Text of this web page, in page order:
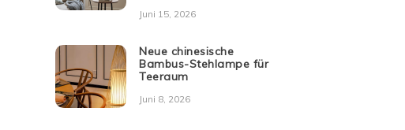
Juni 15, 2026
Neue chinesische
Bambus-Stehlampe für
Teeraum
Juni 8, 2026